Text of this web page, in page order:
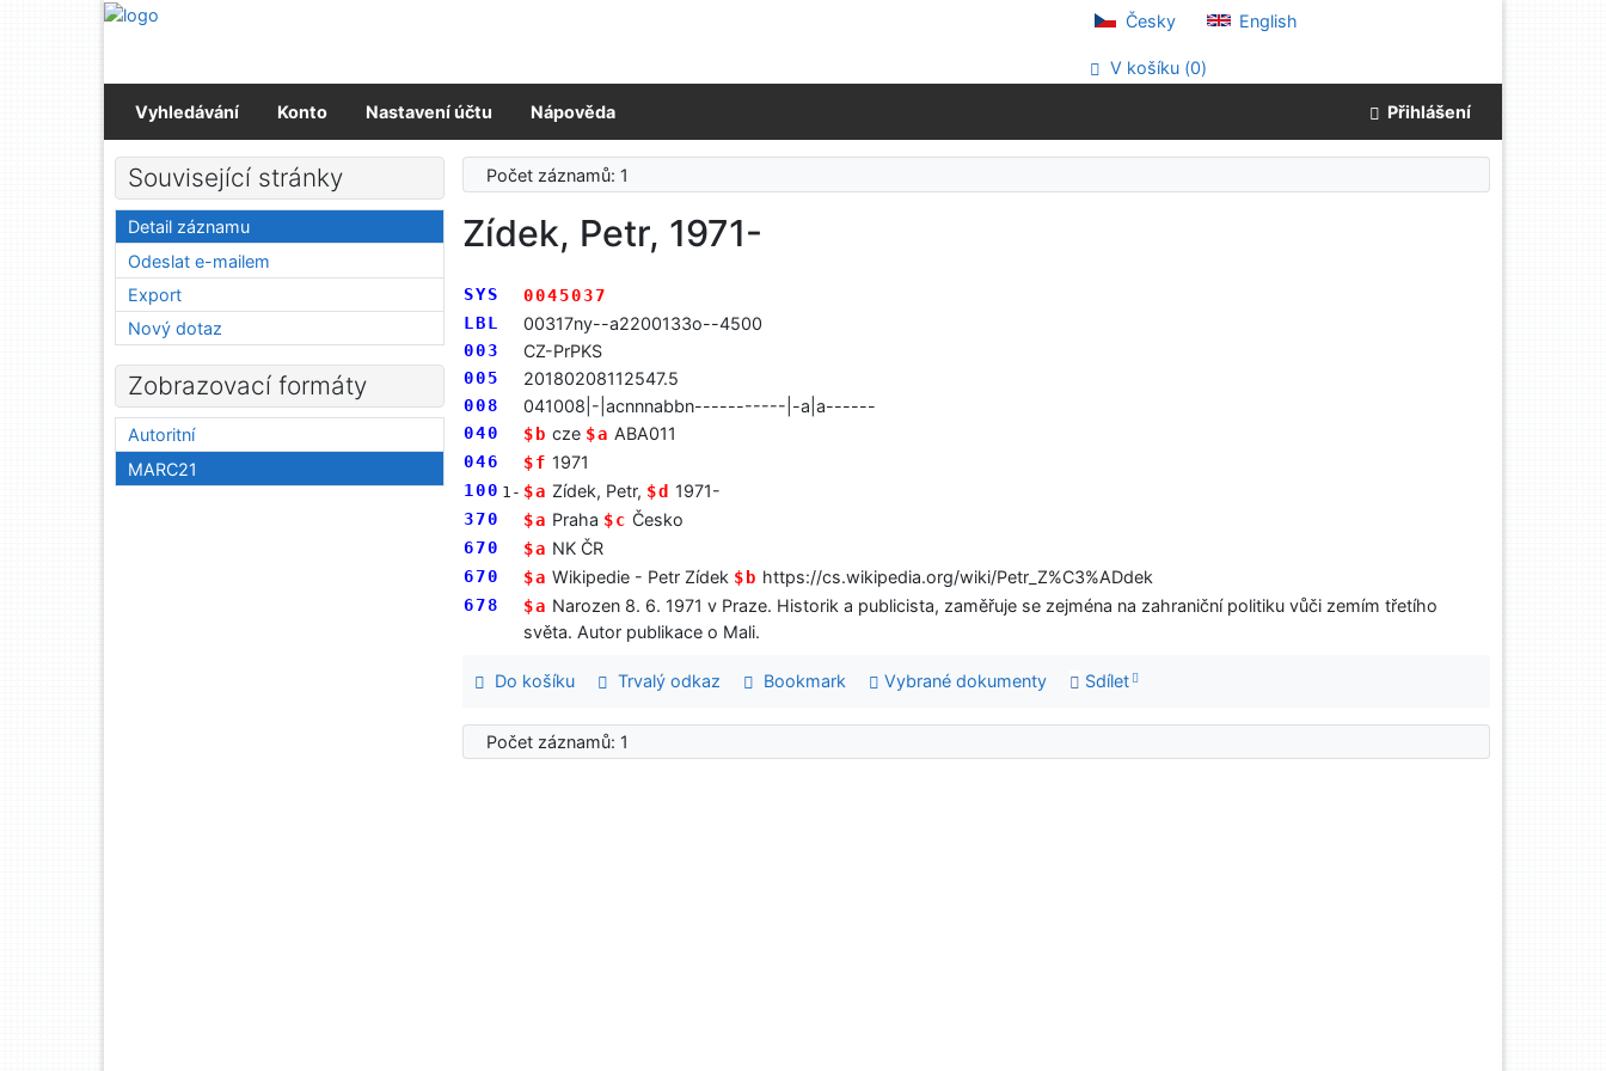
Přejít na obsah
Česky English
V košíku (0)
Vyhledávání Konto Nastavení účtu Nápověda Přihlášení
Počet záznamů: 1
Zídek, Petr, 1971-
SYS
0045037
LBL
00317ny--a2200133o--4500
003 CZ-PrPKS
005 20180208112547.5
008 041008|-|acnnnabbn-----------|-a|a------
040 $b cze $a ABA011
046 $f 1971
100 1- $a Zídek, Petr, $d 1971-
370 $a Praha $c Česko
670 $a NK ČR
670 $a Wikipedie - Petr Zídek $b https://cs.wikipedia.org/wiki/Petr_Z%C3%ADdek
678 $a Narozen 8. 6. 1971 v Praze. Historik a publicista, zaměřuje se zejména na zahraniční politiku vůči zemím třetího
světa. Autor publikace o Mali.
Do košíku Trvalý odkaz Bookmark Vybrané dokumenty Sdílet
Počet záznamů: 1
Související stránky
Detail záznamu
Odeslat e-mailem
Export
Nový dotaz
Zobrazovací formáty
Autoritní
MARC21